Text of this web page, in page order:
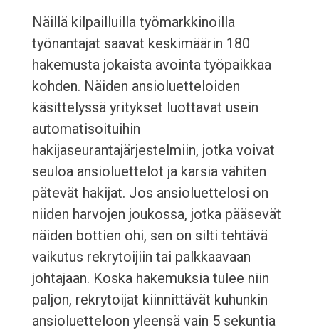
Näillä kilpailluilla työmarkkinoilla
työnantajat saavat keskimäärin 180
hakemusta jokaista avointa työpaikkaa
kohden. Näiden ansioluetteloiden
käsittelyssä yritykset luottavat usein
automatisoituihin
hakijaseurantajärjestelmiin, jotka voivat
seuloa ansioluettelot ja karsia vähiten
pätevät hakijat. Jos ansioluettelosi on
niiden harvojen joukossa, jotka pääsevät
näiden bottien ohi, sen on silti tehtävä
vaikutus rekrytoijiin tai palkkaavaan
johtajaan. Koska hakemuksia tulee niin
paljon, rekrytoijat kiinnittävät kuhunkin
ansioluetteloon yleensä vain 5 sekuntia